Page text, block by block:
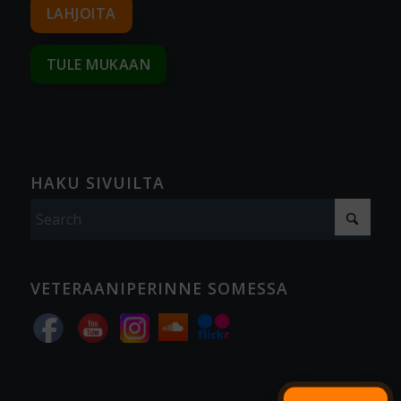
LAHJOITA
TULE MUKAAN
HAKU SIVUILTA
VETERAANIPERINNE SOMESSA